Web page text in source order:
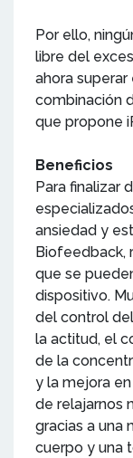
Por ello,
libre del
ahora
combinación
que propone
Beneficios
Para finalizar
ansiedad y
Biofeedback,
que se
dispositivo.
del control
la actitud, el
de la
y la mejora
de relajarnos
gracias a una
cuerpo y una